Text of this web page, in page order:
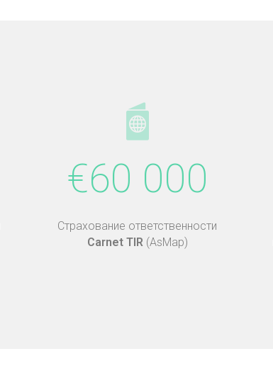
€60 000
Страхование ответственности
Carnet TIR (AsMap)